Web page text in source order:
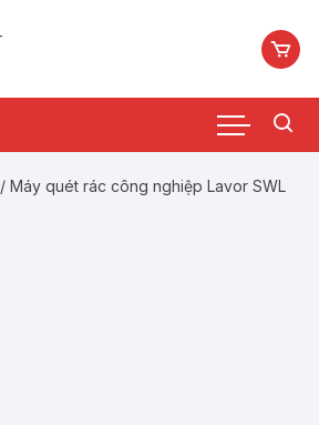
/ Máy quét rác công nghiệp Lavor SWL